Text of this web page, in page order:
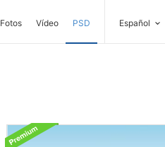
Fotos Vídeo PSD Español